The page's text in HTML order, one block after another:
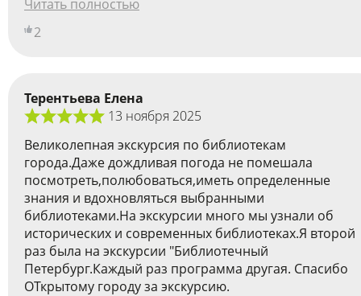
Читать полностью
2
Терентьева Елена
13 ноября 2025
Великолепная экскурсия по библиотекам
города.Даже дождливая погода не помешала
посмотреть,полюбоваться,иметь определенные
знания и вдохновляться выбранными
библиотеками.На экскурсии много мы узнали об
исторических и современных библиотеках.Я второй
раз была на экскурсии "Библиотечный
Петербург.Каждый раз программа другая. Спасибо
ОТкрытому городу за экскурсию.